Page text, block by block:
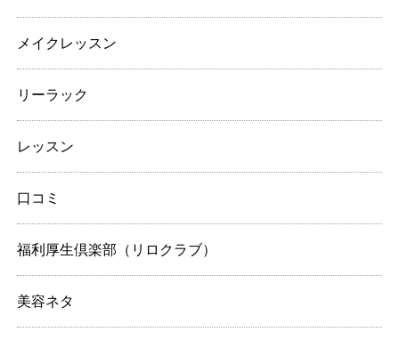
メイクレッスン
リーラック
レッスン
口コミ
福利厚生倶楽部（リロクラブ）
美容ネタ